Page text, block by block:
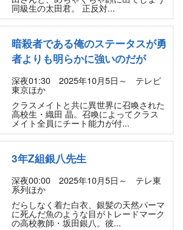
同級生の太田君。 正反対...
暗殺者である俺のステータスが勇
者よりも明らかに強いのだが
深夜01:30 2025年10月5日～ テレビ
東京ほか
クラスメイトと共に異世界に召喚された
高校生・織田 晶。召喚によってクラス
メイト全員にチート能力が付...
3年Z組銀八先生
深夜00:00 2025年10月5日～ テレ東
系列ほか
だらしなく着た白衣、銀髪の天然パーマ
に死んだ魚のような目がトレードマーク
の高校教師・坂田銀八。彼...